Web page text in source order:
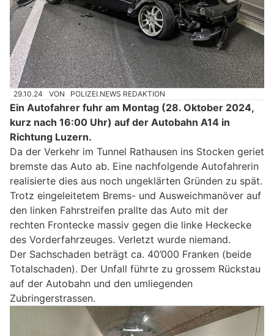
29.10.24 VON POLIZEI.NEWS REDAKTION
Ein Autofahrer fuhr am Montag (28. Oktober 2024,
kurz nach 16:00 Uhr) auf der Autobahn A14 in
Richtung Luzern.
Da der Verkehr im Tunnel Rathausen ins Stocken geriet
bremste das Auto ab. Eine nachfolgende Autofahrerin
realisierte dies aus noch ungeklärten Gründen zu spät.
Trotz eingeleitetem Brems- und Ausweichmanöver auf
den linken Fahrstreifen prallte das Auto mit der
rechten Frontecke massiv gegen die linke Heckecke
des Vorderfahrzeuges. Verletzt wurde niemand.
Der Sachschaden beträgt ca. 40’000 Franken (beide
Totalschaden). Der Unfall führte zu grossem Rückstau
auf der Autobahn und den umliegenden
Zubringerstrassen.